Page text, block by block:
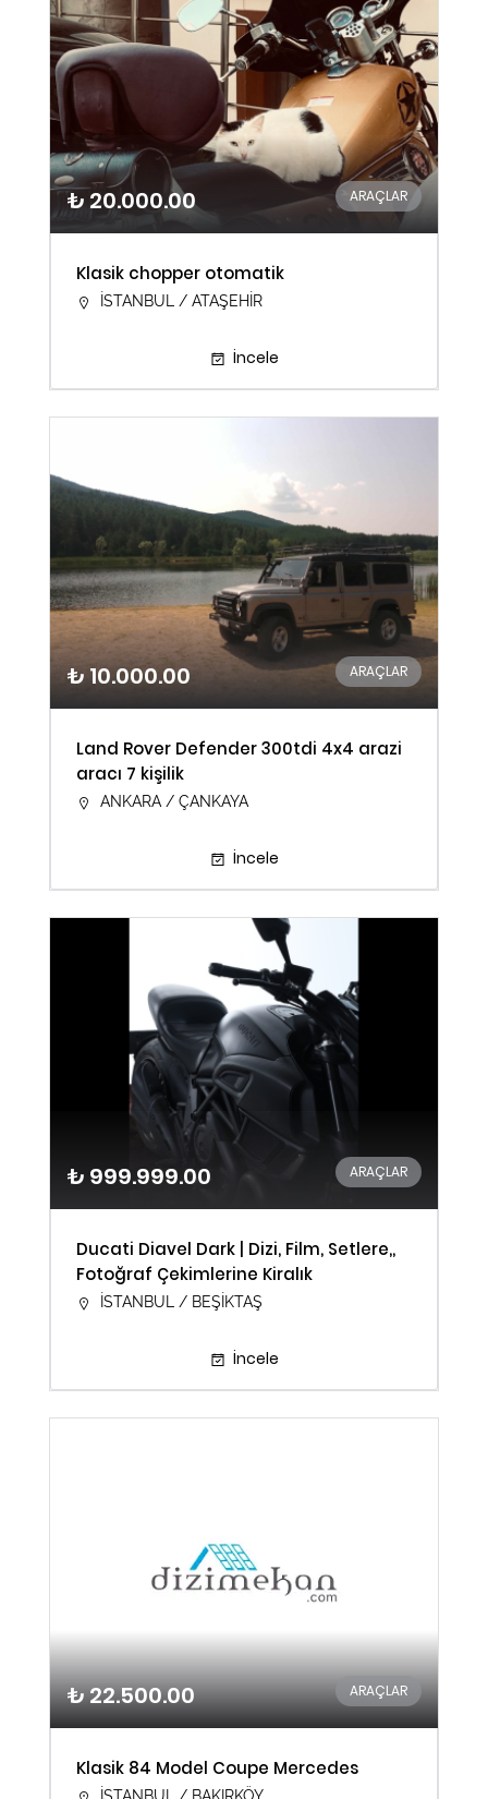
₺ 20.000.00 ARAÇLAR
Klasik chopper otomatik
İSTANBUL / ATAŞEHİR
İncele
₺ 10.000.00 ARAÇLAR
Land Rover Defender 300tdi 4x4 arazi
aracı 7 kişilik
ANKARA / ÇANKAYA
İncele
₺ 999.999.00 ARAÇLAR
Ducati Diavel Dark | Dizi, Film, Setlere,,
Fotoğraf Çekimlerine Kiralık
İSTANBUL / BEŞİKTAŞ
İncele
₺ 22.500.00 ARAÇLAR
Klasik 84 Model Coupe Mercedes